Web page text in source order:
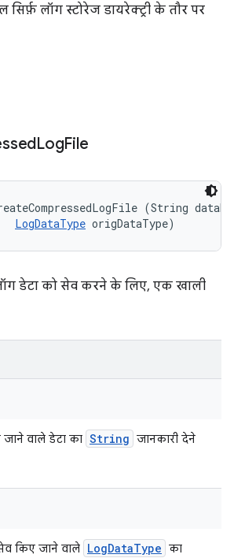
सिर्फ़ लॉग स्टोरेज डायरेक्ट्री के तौर पर
LogFile
(String
LogDataType origDataType)
डेटा को सेव करने के लिए, एक खाली
वाले डेटा का String जानकारी देने
किए जाने वाले LogDataType का